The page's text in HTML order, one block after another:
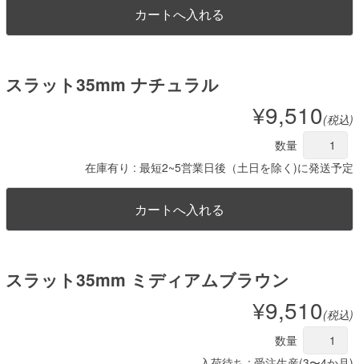
スラット35mm ナチュラル
¥9,510(税込)
数量
在庫有り : 最短2~5営業日後（土日を除く)に発送予定
スラット35mm ミディアムブラウン
¥9,510(税込)
数量